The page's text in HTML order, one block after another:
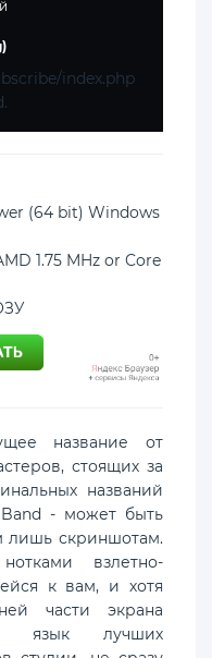
index.php
(64 bit) Windows
1.75 MHz or Core
название от
стоящих за
названий
- может быть
лишь скриншотам.
взлетно-
к вам, и хотя
части экрана
язык лучших